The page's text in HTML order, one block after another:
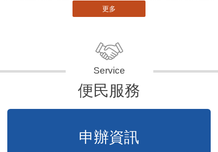
更多
便民服務
申辦資訊